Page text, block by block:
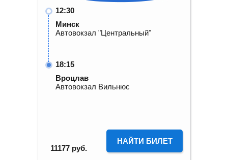
12:30
Минск
Автовокзал "Центральный"
18:15
Вроцлав
Автовокзал Вильнюс
11177 руб.
НАЙТИ БИЛЕТ